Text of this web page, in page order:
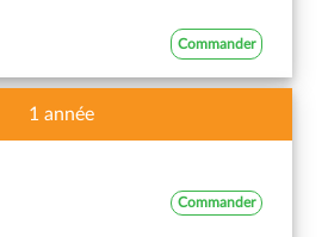
Commander
1 année
Commander